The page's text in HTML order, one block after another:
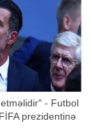
- Futbol
prezidentinə